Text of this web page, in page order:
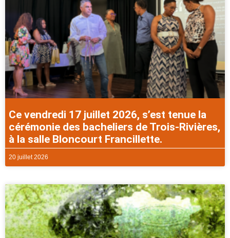
Ce vendredi 17 juillet 2026, s’est tenue la
cérémonie des bacheliers de Trois-Rivières,
à la salle Bloncourt Francillette.
20 juillet 2026